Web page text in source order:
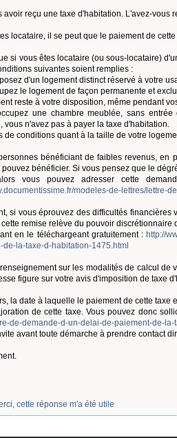
avoir reçu une taxe d'habitation. L'avez-vous
locataire, il se peut que le paiement de
si vous êtes locataire (ou sous-locataire)
suivantes soient remplies :
d'un logement distinct réservé à votre
le logement de façon permanente et
reste à votre disposition, même pendant
une chambre meublée, sans
vous n'avez pas à payer la taxe d'habitation.
de conditions quant à la taille de votre
bénéficiant de faibles revenus,
pouvez bénéficier. Si vous pensez que le
vous pouvez adresser cette
modeles-de-lettres/lettre-
si vous éprouvez des difficultés
cette remise relève du pouvoir
en le téléchargeant gratuitement : http://
de-la-taxe-d-habitation-1475.html
sur les modalités de calcul
figure sur votre avis d'imposition de taxe
la date à laquelle le paiement de cette taxe
de cette taxe. Vous pouvez donc
de-demande-d-un-delai-de-paiement-de-
avant toute démarche à prendre contact
cette réponse m'a été utile